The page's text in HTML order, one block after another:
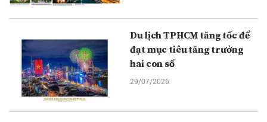
Du lịch TPHCM tăng tốc để
đạt mục tiêu tăng trưởng
hai con số
29/07/2026